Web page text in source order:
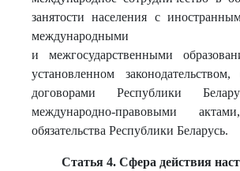
занятости населения с
международными
и межгосударственными
установленном
договорами Республики
международно-правовыми
обязательства Республики Беларусь.
Статья 4. Сфера действия